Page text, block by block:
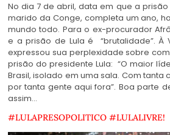
No dia 7 de abril, data em que a
marido da Conge, completa um ano,
mundo todo. Para o ex-procurador
e a prisão de Lula é “brutalidade”. À
expressou sua perplexidade sobre
prisão do presidente Lula: “O maior
Brasil, isolado em uma sala. Com tanta
por tanta gente aqui fora”. Boa parte
assim…
#LULAPRESOPOLITICO #LULALIVRE!